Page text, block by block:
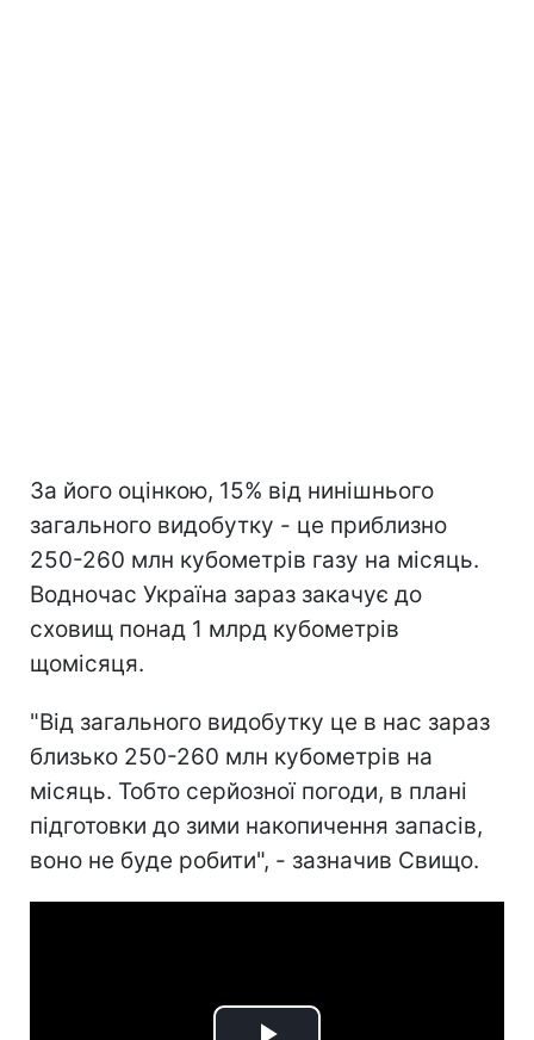
За його оцінкою, 15% від нинішнього
загального видобутку - це приблизно
250-260 млн кубометрів газу на місяць.
Водночас Україна зараз закачує до
сховищ понад 1 млрд кубометрів
щомісяця.
"Від загального видобутку це в нас зараз
близько 250-260 млн кубометрів на
місяць. Тобто серйозної погоди, в плані
підготовки до зими накопичення запасів,
воно не буде робити", - зазначив Свищо.